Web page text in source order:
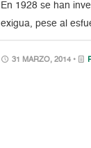
En 1928 se han
exigua, pese al
31 MARZO, 2014 •